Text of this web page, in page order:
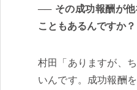
その成功報酬が
こともあるんですか？
村田「ありますが、
いんです。成功報酬